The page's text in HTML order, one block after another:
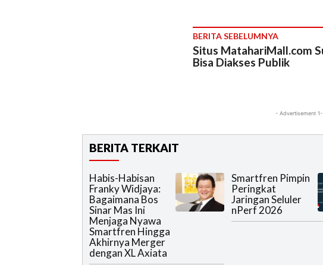
BERITA SEBELUMNYA
Situs MatahariMall.com
Bisa Diakses Publik
- Advertisement 1-
BERITA TERKAIT
Habis-Habisan
Franky Widjaya:
Bagaimana Bos
Sinar Mas Ini
Menjaga Nyawa
Smartfren Hingga
Akhirnya Merger
dengan XL Axiata
Smartfren Pimpin
Peringkat
Jaringan Seluler
nPerf 2026